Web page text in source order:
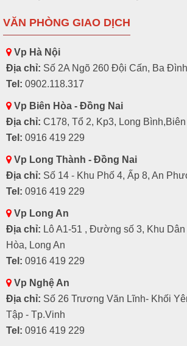
VĂN PHÒNG GIAO DỊCH
Vp Hà Nội
Địa chỉ: Số 2A Ngõ 260 Đội Cấn, Ba
Tel: 0902.118.317
Vp Biên Hòa - Đồng Nai
Địa chỉ: C178, Tổ 2, Kp3, Long
Tel: 0916 419 229
Vp Long Thành - Đồng Nai
Địa chỉ: Số 14 - Khu Phố 4, Ấp 8, An
Tel: 0916 419 229
Vp Long An
Địa chỉ: Lô A1-51 , Đường số 3, Khu
Hòa, Long An
Tel: 0916 419 229
Vp Nghệ An
Địa chỉ: Số 26 Trương Văn Lĩnh- Khối
Tập - Tp.Vinh
Tel: 0916 419 229